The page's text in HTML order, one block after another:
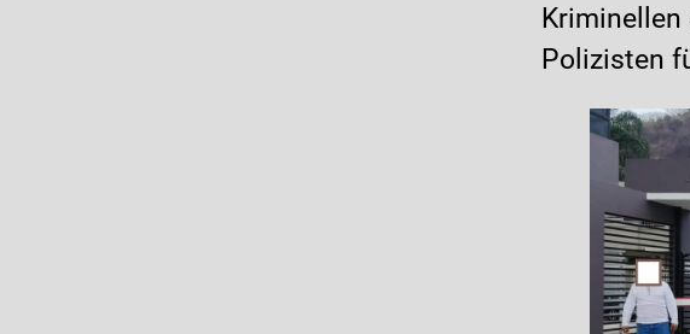
Polizisten